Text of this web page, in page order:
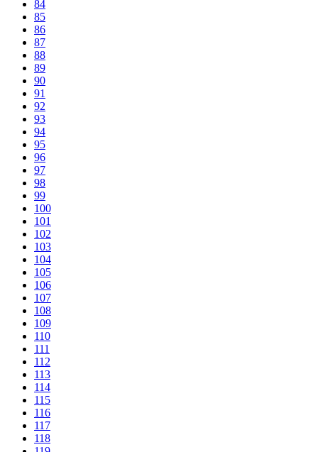
84
85
86
87
88
89
90
91
92
93
94
95
96
97
98
99
100
101
102
103
104
105
106
107
108
109
110
111
112
113
114
115
116
117
118